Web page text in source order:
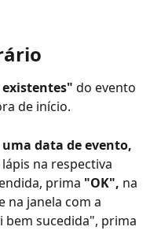
do evento
de início.
data de evento,
na respectiva
prima "OK", na
na janela com a
bem sucedida", prima